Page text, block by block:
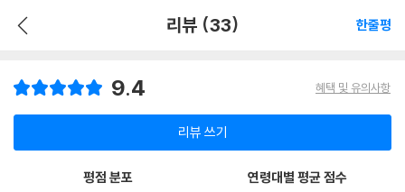
리뷰 (33) 한줄평
9.4 혜택 및 유의사항
리뷰 쓰기
평점 분포 연령대별 평균 점수